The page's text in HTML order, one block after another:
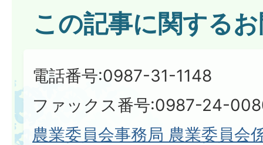
この記事に関する
電話番号:0987-31-1148
ファックス番号:0987-24-
農業委員会事務局 農業委員会